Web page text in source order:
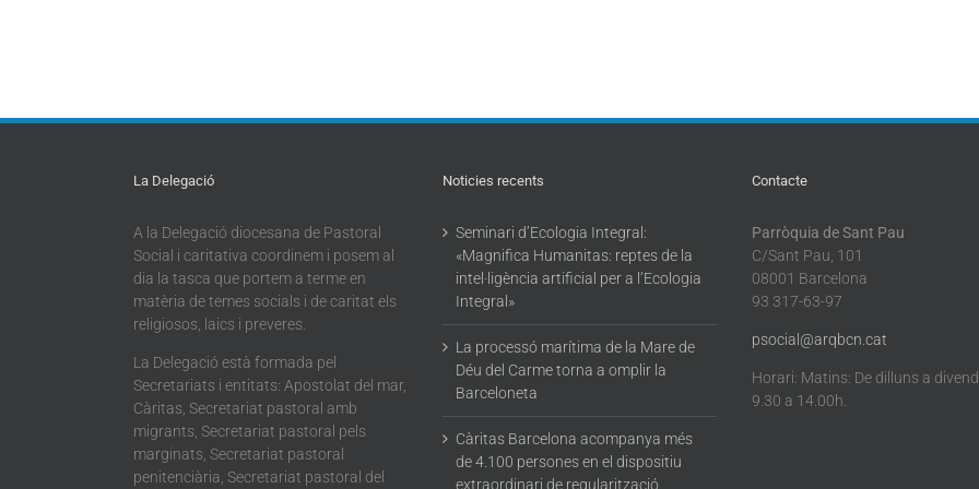
La Delegació
A la Delegació diocesana de Pastoral
Social i caritativa coordinem i posem al
dia la tasca que portem a terme en
matèria de temes socials i de caritat els
religiosos, laics i preveres.
La Delegació està formada pel
Secretariats i entitats: Apostolat del mar,
Càritas, Secretariat pastoral amb
migrants, Secretariat pastoral pels
marginats, Secretariat pastoral
penitenciària, Secretariat pastoral del
Noticies recents
Seminari d’Ecologia Integral:
«Magnifica Humanitas: reptes de la
intel·ligència artificial per a l’Ecologia
Integral»
La processó marítima de la Mare de
Déu del Carme torna a omplir la
Barceloneta
Càritas Barcelona acompanya més
de 4.100 persones en el dispositiu
extraordinari de regularització
Contacte
Parròquia de Sant Pau
C/Sant Pau, 101
08001 Barcelona
93 317-63-97
psocial@arqbcn.cat
Horari: Matins: De dilluns a
9.30 a 14.00h.